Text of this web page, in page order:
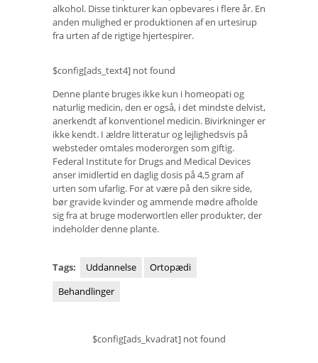
alkohol. Disse tinkturer kan opbevares i flere år. En
anden mulighed er produktionen af ​​en urtesirup
fra urten af ​​de rigtige hjertespirer.
$config[ads_text4] not found
Denne plante bruges ikke kun i homeopati og
naturlig medicin, den er også, i det mindste delvist,
anerkendt af konventionel medicin. Bivirkninger er
ikke kendt. I ældre litteratur og lejlighedsvis på
websteder omtales moderorgen som giftig.
Federal Institute for Drugs and Medical Devices
anser imidlertid en daglig dosis på 4,5 gram af
urten som ufarlig. For at være på den sikre side,
bør gravide kvinder og ammende mødre afholde
sig fra at bruge moderwortlen eller produkter, der
indeholder denne plante.
Tags: Uddannelse
Ortopædi
Behandlinger
$config[ads_kvadrat] not found